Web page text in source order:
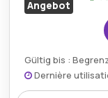
Art des
Angebot
Gültig bis :
Dernière